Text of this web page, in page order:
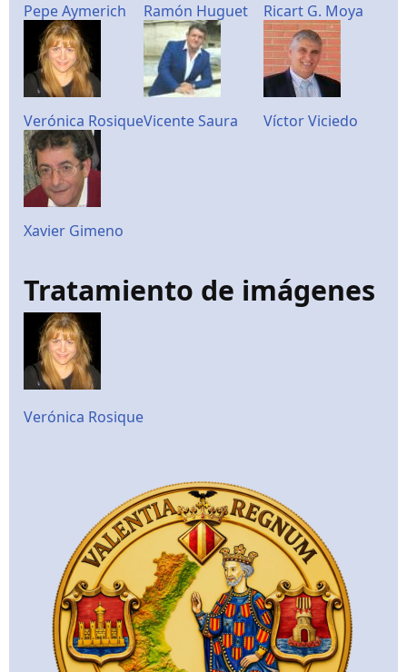
Pepe Aymerich Ramón Huguet Ricart G. Moya
Verónica RosiqueVicente Saura Víctor Viciedo
Xavier Gimeno
Tratamiento de imágenes
Verónica Rosique